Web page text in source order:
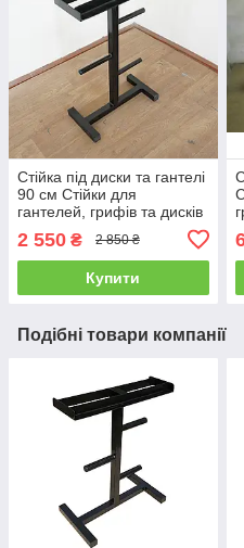
Стійка під диски та гантелі
90 см Стійки для
гантелей, грифів та дисків
2 550 ₴ 2 850 ₴
Купити
Подібні товари компанії